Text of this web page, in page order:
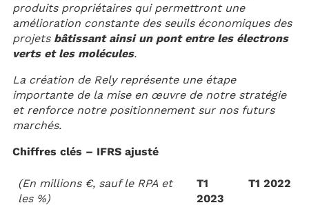
produits propriétaires qui permettront une
amélioration constante des seuils économiques des
projets bâtissant ainsi un pont entre les électrons
verts et les molécules.
La création de Rely représente une étape
importante de la mise en œuvre de notre stratégie
et renforce notre positionnement sur nos futurs
marchés.
Chiffres clés – IFRS ajusté
(En millions €, sauf le RPA et
les %)
T1
2023
T1 2022